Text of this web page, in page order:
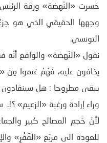
خسرت «النّهضة» ورقة
وجهها الحقيقي الذي هو
التونسي.
نقول «النّهضة» والواقع أنّه
يخافون عليه، فَهُمْ غنموا مِنَ
يبقى مطروحا : هل
وراء إرادة ورغبة «الزعيم»
لأنّ حَجم المصالح كبير
للعودة الى مربّع «الفَقْرِ»